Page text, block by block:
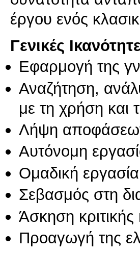
έργου ενός
Γενικές
Εφαρμογή της
Αναζήτηση,
με τη χρήση και
Λήψη
Αυτόνομη
Ομαδική εργασία
Σεβασμός στη
Άσκηση κριτικής
Προαγωγή της